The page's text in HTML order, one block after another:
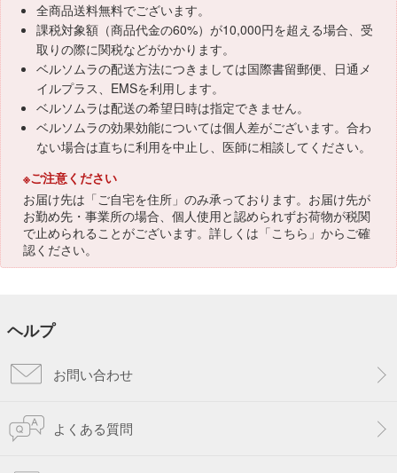
全商品送料無料でございます。
課税対象額（商品代金の60%）が10,000円を超える場合、受
取りの際に関税などがかかります。
ベルソムラの配送方法につきましては国際書留郵便、日通メ
イルプラス、EMSを利用します。
ベルソムラは配送の希望日時は指定できません。
ベルソムラの効果効能については個人差がございます。合わ
ない場合は直ちに利用を中止し、医師に相談してください。
※ご注意ください
お届け先は「ご自宅を住所」のみ承っております。お届け先が
お勤め先・事業所の場合、個人使用と認められずお荷物が税関
で止められることがございます。詳しくは「こちら 」からご確
認ください。
ヘルプ
お問い合わせ
よくある質問